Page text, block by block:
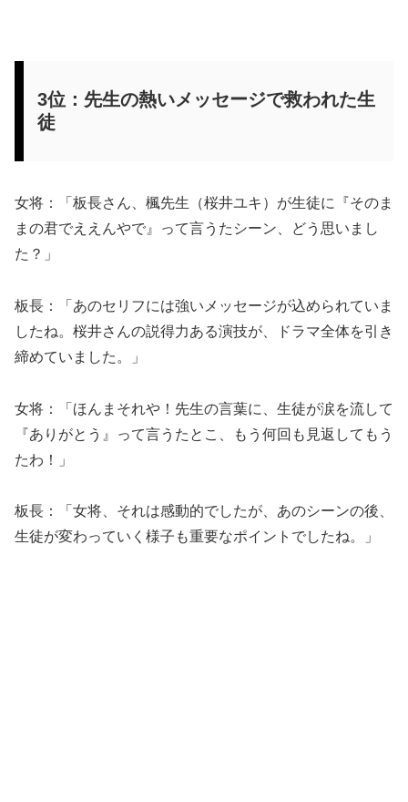
3位：先生の熱いメッセージで救われた生
徒
女将：「板長さん、楓先生（桜井ユキ）が生徒に『そのま
まの君でええんやで』って言うたシーン、どう思いまし
た？」
板長：「あのセリフには強いメッセージが込められていま
したね。桜井さんの説得力ある演技が、ドラマ全体を引き
締めていました。」
女将：「ほんまそれや！先生の言葉に、生徒が涙を流して
『ありがとう』って言うたとこ、もう何回も見返してもう
たわ！」
板長：「女将、それは感動的でしたが、あのシーンの後、
生徒が変わっていく様子も重要なポイントでしたね。」